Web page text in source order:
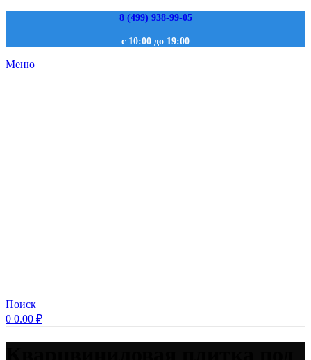
8 (499) 938-99-05
с 10:00 до 19:00
Меню
Поиск
0 0.00 ₽